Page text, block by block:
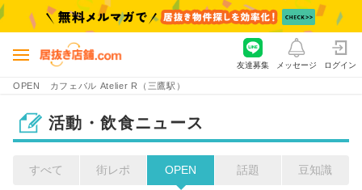
OPEN カフェバル Atelier R（三鷹駅）
友達募集 メッセージ ログイン
活動・飲食ニュース
すべて 街レポ OPEN 話題 豆知識